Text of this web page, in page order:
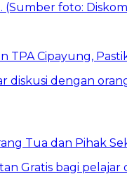
Cipayung,
Tua dan Pihak